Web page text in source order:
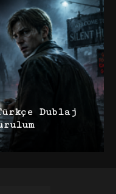
Dublaj